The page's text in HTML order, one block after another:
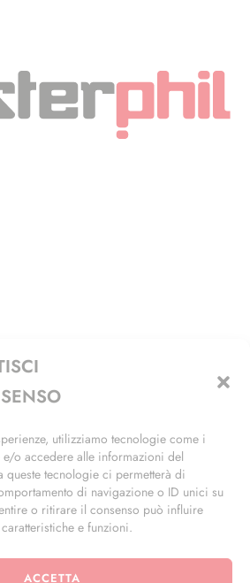
utilizziamo tecnologie come i
o accedere alle informazioni del
queste tecnologie ci permetterà di
di navigazione o ID unici su
o ritirare il consenso può influire
e funzioni.
ACCETTA
Sul Naviglio (MI)